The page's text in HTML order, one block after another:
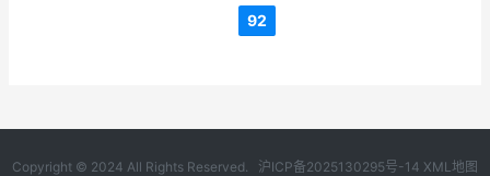
92
Copyright © 2024 All Rights Reserved. 沪ICP备2025130295号-14 XML地图